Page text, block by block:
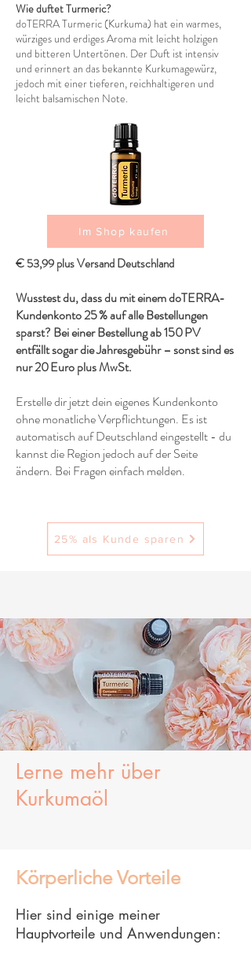
Wie duftet Turmeric?
doTERRA Turmeric (Kurkuma) hat ein warmes,
würziges und erdiges Aroma mit leicht holzigen
und bitteren Untertönen. Der Duft ist intensiv
und erinnert an das bekannte Kurkumagewürz,
jedoch mit einer tieferen, reichhaltigeren und
leicht balsamischen Note.
Im Shop kaufen
€ 53,99 plus Versand Deutschland
Wusstest du, dass du mit einem doTERRA-
Kundenkonto 25 % auf alle Bestellungen
sparst? Bei einer Bestellung ab 150 PV
entfällt sogar die Jahresgebühr – sonst sind es
nur 20 Euro plus MwSt.
Erstelle dir jetzt dein eigenes Kundenkonto
ohne monatliche Verpflichtungen. Es ist
automatisch auf Deutschland eingestellt - du
kannst die Region jedoch auf der Seite
ändern. Bei Fragen einfach melden.
25% als Kunde sparen
Lerne mehr über
Kurkumaöl
Körperliche Vorteile
Hier sind einige meiner
Hauptvorteile und Anwendungen: